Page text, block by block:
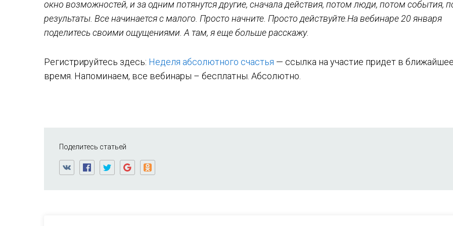
окно возможностей, и за одним потянутся другие, сначала действия, потом люди, потом события,
результаты. Все начинается с малого. Просто начните. Просто действуйте.На вебинаре 20 января
поделитесь своими ощущениями. А там, я еще больше расскажу.
Регистрируйтесь здесь: Неделя абсолютного счастья — ссылка на участие придет в ближайшее
время. Напоминаем, все вебинары – бесплатны. Абсолютно.
Поделитесь статьей